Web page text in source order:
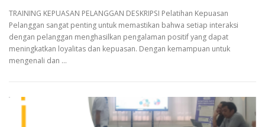
TRAINING KEPUASAN PELANGGAN DESKRIPSI Pelatihan Kepuasan
Pelanggan sangat penting untuk memastikan bahwa setiap interaksi
dengan pelanggan menghasilkan pengalaman positif yang dapat
meningkatkan loyalitas dan kepuasan. Dengan kemampuan untuk
mengenali dan …